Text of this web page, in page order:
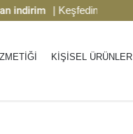
| Keşfedin
KİŞİSEL ÜRÜNLER